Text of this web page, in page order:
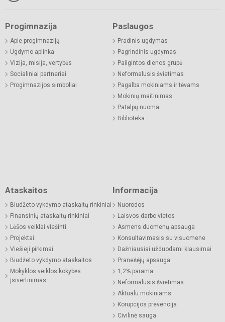
Progimnazija
Apie progimnaziją
Ugdymo aplinka
Vizija, misija, vertybės
Socialiniai partneriai
Progimnazijos simboliai
Paslaugos
Pradinis ugdymas
Pagrindinis ugdymas
Pailgintos dienos grupė
Neformalusis švietimas
Pagalba mokiniams ir tėvams
Mokinių maitinimas
Patalpų nuoma
Biblioteka
Ataskaitos
Biudžeto vykdymo ataskaitų rinkiniai
Finansinių ataskaitų rinkiniai
Lėšos veiklai viešinti
Projektai
Viešieji pirkimai
Biudžeto vykdymo ataskaitos
Mokyklos veiklos kokybės
įsivertinimas
Informacija
Nuorodos
Laisvos darbo vietos
Asmens duomenų apsauga
Konsultavimasis su visuomene
Dažniausiai užduodami klausimai
Pranešėjų apsauga
1,2% parama
Neformalusis švietimas
Aktualu mokiniams
Korupcijos prevencija
Civilinė sauga